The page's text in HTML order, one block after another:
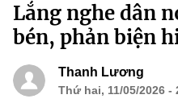
Lắng nghe dân
bén, phản biện
Thanh Lương
Thứ hai, 11/05/2026 -